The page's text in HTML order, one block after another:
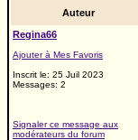
Auteur
Regina66
Ajouter à Mes Favoris
Inscrit le: 25 Juil 2023
Messages: 2
Signaler ce message aux
modérateurs du forum